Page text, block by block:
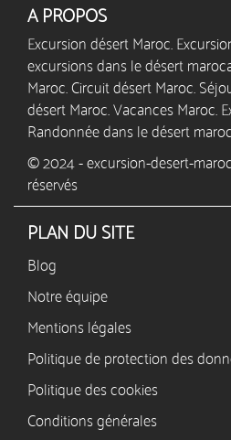
A PROPOS
Excursion désert Maroc.
excursions dans le désert
Maroc. Circuit désert Maroc.
désert Maroc. Vacances Maroc.
Randonnée dans le désert
© 2024 - excursion-desert-
réservés
PLAN DU SITE
Blog
Notre équipe
Mentions légales
Politique de protection des
Politique des cookies
Conditions générales